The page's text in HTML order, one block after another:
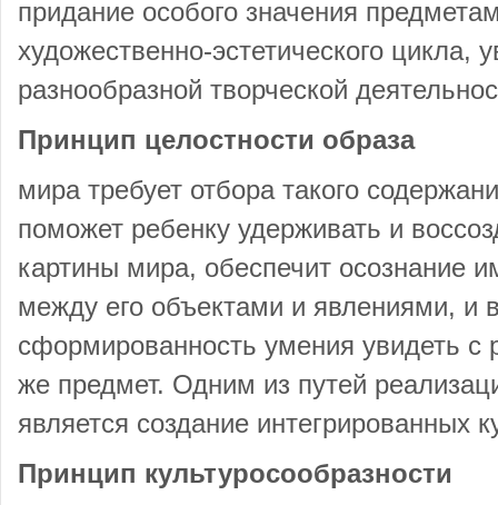
придание особого значения
художественно-эстетического цикла,
разнообразной творческой
Принцип целостности образа
мира требует отбора такого
поможет ребенку удерживать и
картины мира, обеспечит осознание
между его объектами и явлениями, и
сформированность умения увидеть с
же предмет. Одним из путей
является создание интегрированных
Принцип культуросообразности